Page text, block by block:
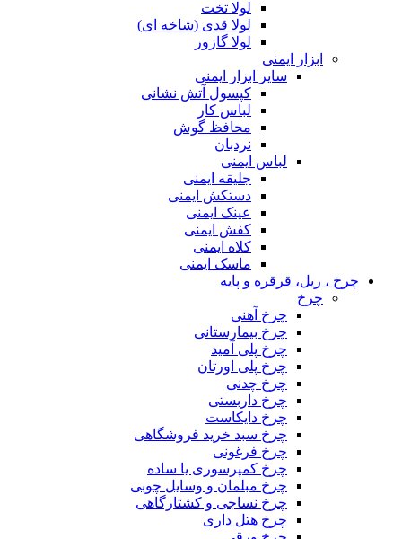
لولا تخت
لولا قدی (شاخه ای)
لولا گازور
ابزار ایمنی
سایر ابزار ایمنی
کپسول آتش نشانی
لباس کار
محافظ گوش
نردبان
لباس ایمنی
جلیقه ایمنی
دستکش ایمنی
عینک ایمنی
کفش ایمنی
کلاه ایمنی
ماسک ایمنی
چرخ ، ریل، قرقره و پایه
چرخ
چرخ آهنی
چرخ بیمارستانی
چرخ پلی آمید
چرخ پلی اورتان
چرخ چدنی
چرخ داربستی
چرخ دایکاست
چرخ سبد خرید فروشگاهی
چرخ فرغونی
چرخ کمپرسوری یا ساده
چرخ مبلمان و وسایل چوبی
چرخ نساجی و کشتارگاهی
چرخ هتل داری